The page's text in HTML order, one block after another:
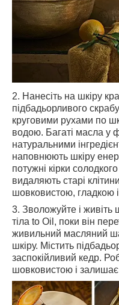
2. Нанесіть на шкіру
підбадьорливого
круговими рухами по
водою. Багаті масла у
натуральними
наповнюють шкіру
потужні кірки
видаляють старі
шовковистою, гладкою
3. Зволожуйте і живіть
тіла to Oil, поки він
живильний масляний
шкіру. Містить
заспокійливий кедр.
шовковистою і